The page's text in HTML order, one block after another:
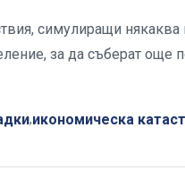
симулиращи
за да съберат
,икономическа